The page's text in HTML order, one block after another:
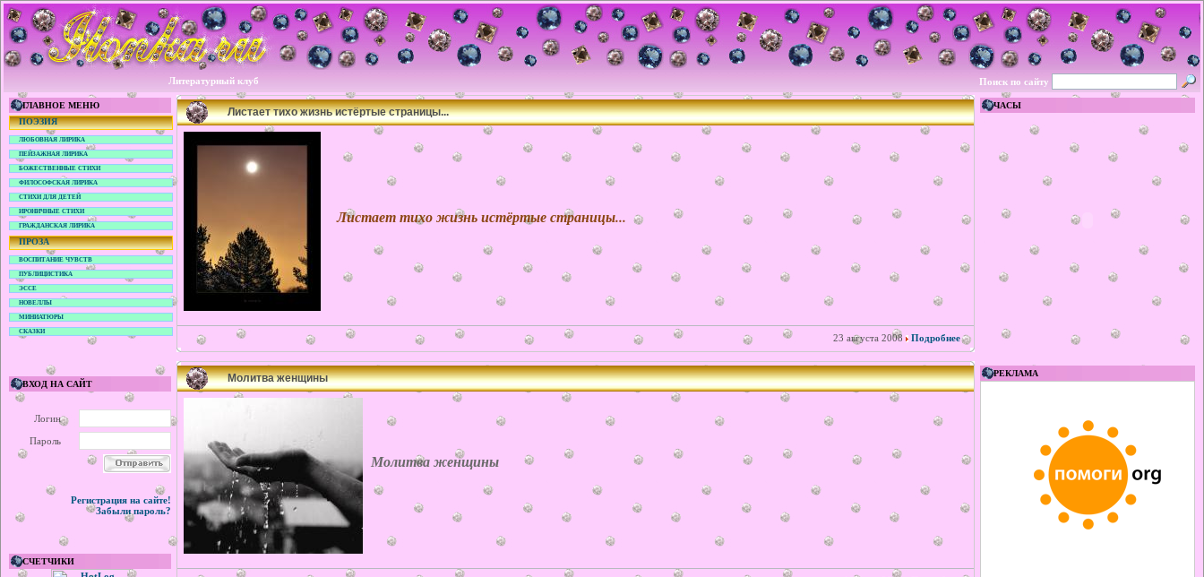
Литературный клуб Поиск по сайту
ГЛАВНОЕ МЕНЮ
ПОЭЗИЯ
ЛЮБОВНАЯ ЛИРИКА
ПЕЙЗАЖНАЯ ЛИРИКА
БОЖЕСТВЕННЫЕ СТИХИ
ФИЛОСОФСКАЯ ЛИРИКА
СТИХИ ДЛЯ ДЕТЕЙ
ИРОНИЧНЫЕ СТИХИ
ГРАЖДАНСКАЯ ЛИРИКА
ПРОЗА
ВОСПИТАНИЕ ЧУВСТВ
ПУБЛИЦИСТИКА
ЭССЕ
НОВЕЛЛЫ
МИНИАТЮРЫ
СКАЗКИ
ВХОД НА САЙТ
Логин
Пароль
Регистрация на сайте!
Забыли пароль?
СЧЕТЧИКИ
Листает тихо жизнь истёртые страницы...
Листает тихо жизнь истёртые страницы...
23 августа 2008 Подробнее
Молитва женщины
Молитва женщины
ЧАСЫ
РЕКЛАМА